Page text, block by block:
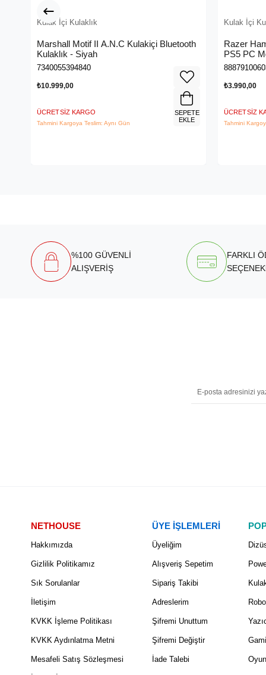
Kulak İçi Kulaklık
Marshall Motif II A.N.C Kulakiçi Bluetooth
Kulaklık - Siyah
7340055394840
₺10.999,00
ÜCRETSIZ KARGO
Tahmini Kargoya Teslim: Aynı Gün
SEPETE
EKLE
Kulak İçi
Razer
PS5 PC
Kulaklık
₺3.990,00
ÜCRETSIZ
Tahmini
%100 GÜVENLİ
ALIŞVERİŞ
FARKLI
NETHOUSE
Hakkımızda
Gizlilik Politikamız
Sık Sorulanlar
İletişim
KVKK İşleme Politikası
KVKK Aydınlatma Metni
Mesafeli Satış Sözleşmesi
ÜYE İŞLEMLERİ
Üyeliğim
Alışveriş Sepetim
Sipariş Takibi
Adreslerim
Şifremi Unuttum
Şifremi Değiştir
İade Talebi